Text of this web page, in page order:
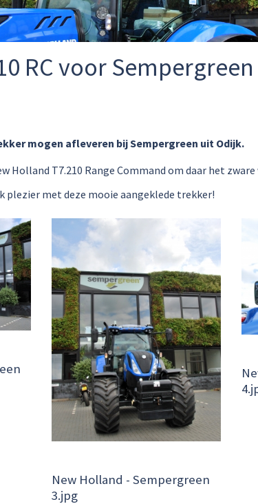
RC voor
mogen afleveren bij Sempergreen uit Odijk.
Holland T7.210 Range Command om daar het
plezier met deze mooie aangeklede trekker!
New Holland - Sempergreen
3.jpg